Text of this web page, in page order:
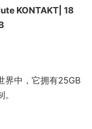
KONTAKT| 18
界中，它拥有25GB